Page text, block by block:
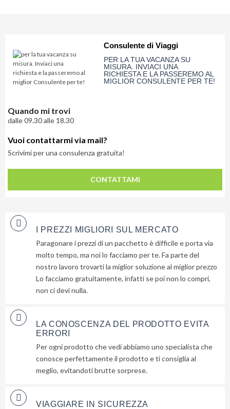
e
invieremo
gratuitamente
suggerimenti
nessuno
ti
Policy
(Rispettiamo
Consulente di Viaggi
PER LA TUA VACANZA SU
MISURA. INVIACI UNA
RICHIESTA E LA PASSEREMO AL
MIGLIOR CONSULENTE PER TE!
Quando mi trovi
dalle 09.30 alle 18.30
Vuoi contattarmi via mail?
Scrivimi per una consulenza gratuita!
CONTATTAMI
I PREZZI MIGLIORI SUL MERCATO
Paragonare i prezzi di un pacchetto è difficile e porta via
molto tempo, ma noi lo facciamo per te. Fa parte del
nostro lavoro trovarti la miglior soluzione al miglior prezzo
Lo facciamo gratuitamente, infatti se poi non lo compri,
non ci devi nulla.
LA CONOSCENZA DEL PRODOTTO EVITA
ERRORI
Per ogni prodotto che vedi abbiamo uno specialista che
conosce perfettamente il prodotto e ti consiglia al
meglio, evitandoti brutte sorprese.
VIAGGIARE IN SICUREZZA